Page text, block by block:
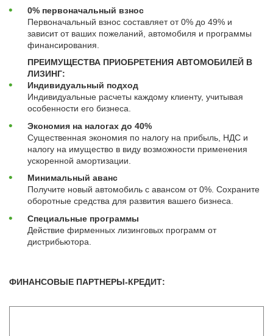
0% первоначальный взнос
Первоначальный взнос составляет от 0% до 49% и
зависит от ваших пожеланий, автомобиля и программы
финансирования.
ПРЕИМУЩЕСТВА ПРИОБРЕТЕНИЯ АВТОМОБИЛЕЙ В
ЛИЗИНГ:
Индивидуальный подход
Индивидуальные расчеты каждому клиенту, учитывая
особенности его бизнеса.
Экономия на налогах до 40%
Существенная экономия по налогу на прибыль, НДС и
налогу на имущество в виду возможности применения
ускоренной амортизации.
Минимальный аванс
Получите новый автомобиль с авансом от 0%. Сохраните
оборотные средства для развития вашего бизнеса.
Специальные программы
Действие фирменных лизинговых программ от
дистрибьютора.
ФИНАНСОВЫЕ ПАРТНЕРЫ-КРЕДИТ: